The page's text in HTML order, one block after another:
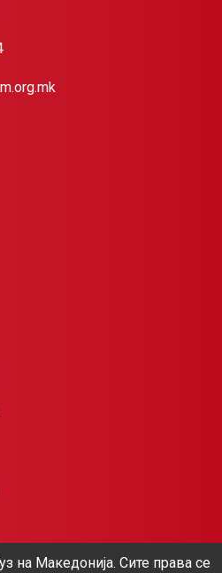
на Македонија. Сите права се